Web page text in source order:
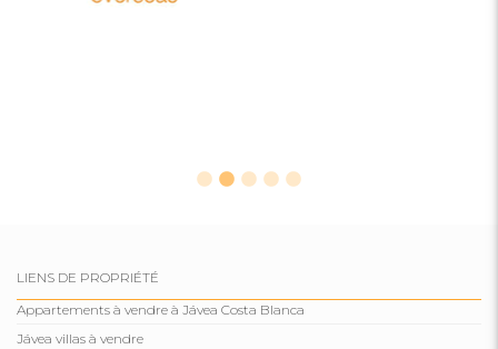
LIENS DE PROPRIÉTÉ
Appartements à vendre à Jávea Costa Blanca
Jávea villas à vendre